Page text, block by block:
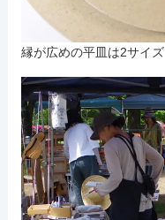
縁が広めの平皿は2サイズ